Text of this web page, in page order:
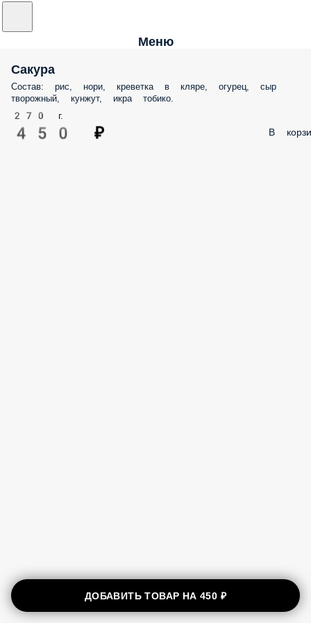
Меню
Сакура
Состав: рис, нори, креветка в кляре, огурец, сыр
творожный, кунжут, икра тобико.
270 г.
450 ₽ В
ДОБАВИТЬ ТОВАР НА450 ₽